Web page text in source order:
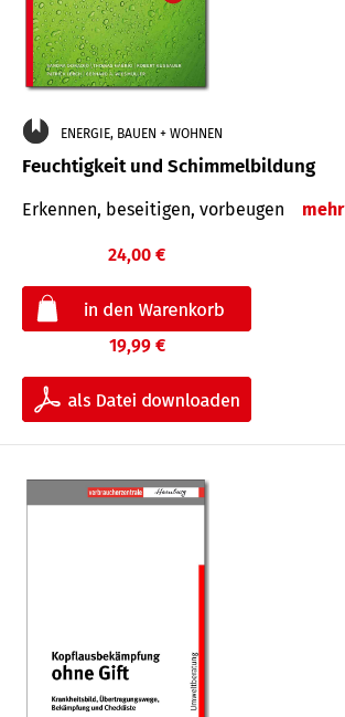
ENERGIE, BAUEN + WOHNEN
Feuchtigkeit und Schimmelbildung
Erkennen, beseitigen, vorbeugen mehr
24,00 €
19,99 €